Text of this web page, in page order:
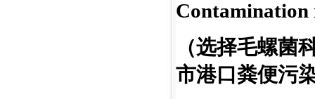
（选择毛螺菌
市港口粪便污